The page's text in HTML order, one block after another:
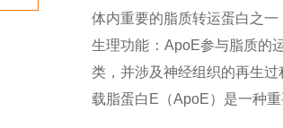
体内重要的脂质转运蛋白之一
生理功能‌：ApoE参与脂质的
类，并涉及神经组织的再生过
载脂蛋白E（ApoE）是一种